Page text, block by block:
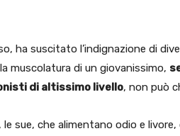
ha suscitato l’indignazione di
muscolatura di un giovanissimo,
di altissimo livello, non può
, le sue, che alimentano odio e livore,